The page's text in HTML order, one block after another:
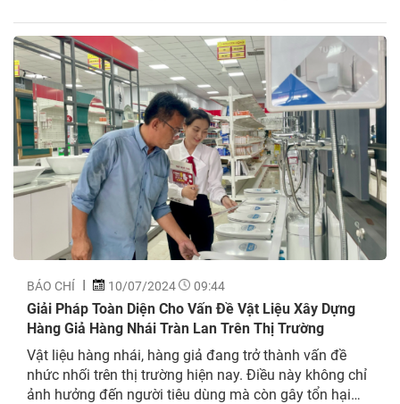
ghi hình và phát sóng, chương trình Mái ấm gia đình
Việt với sự...
BÁO CHÍ 10/07/2024 09:44
Giải Pháp Toàn Diện Cho Vấn Đề Vật Liệu Xây Dựng
Hàng Giả Hàng Nhái Tràn Lan Trên Thị Trường
Vật liệu hàng nhái, hàng giả đang trở thành vấn đề
nhức nhối trên thị trường hiện nay. Điều này không chỉ
ảnh hưởng đến người tiêu dùng mà còn gây tổn hại